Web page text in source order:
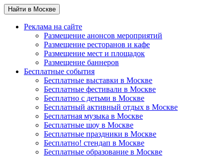
Найти в Москве
Реклама на сайте
Размещение анонсов мероприятий
Размещение ресторанов и кафе
Размещение мест и площадок
Размещение баннеров
Бесплатные события
Бесплатные выставки в Москве
Бесплатные фестивали в Москве
Бесплатно с детьми в Москве
Бесплатный активный отдых в Москве
Бесплатная музыка в Москве
Бесплатные шоу в Москве
Бесплатные праздники в Москве
Бесплатно! стендап в Москве
Бесплатные образование в Москве